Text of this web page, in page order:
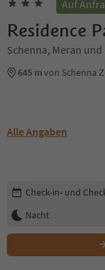
Auf
Residence
Schenna, Meran
645 mvon Schenna
Alle Angaben
Buchungsdetails
Check-in- und
Nacht